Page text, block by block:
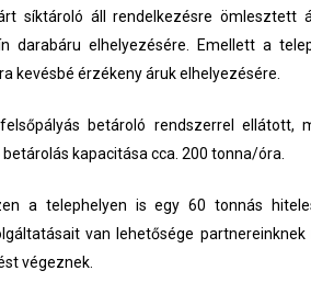
síktároló áll rendelkezésre ömlesztett
darabáru elhelyezésére. Emellett a
kevésbé érzékeny áruk elhelyezésére.
betároló rendszerrel ellátott,
kapacitása cca. 200 tonna/óra.
a telephelyen is egy 60 tonnás
van lehetősége
végeznek.